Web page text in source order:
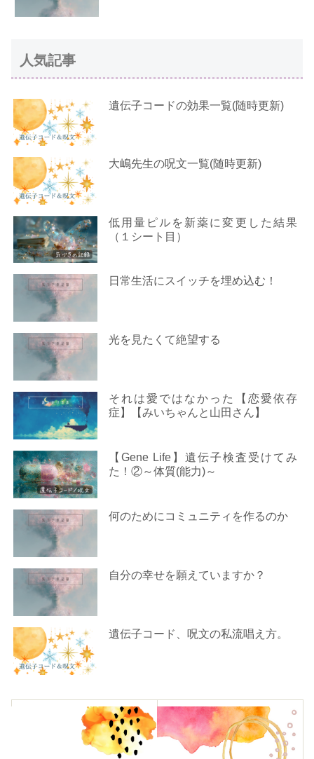
人気記事
遺伝子コードの効果一覧(随時更新)
大嶋先生の呪文一覧(随時更新)
低用量ピルを新薬に変更した結果
（１シート目）
日常生活にスイッチを埋め込む！
光を見たくて絶望する
それは愛ではなかった【恋愛依存
症】【みいちゃんと山田さん】
【Gene Life】遺伝子検査受けてみ
た！②～体質(能力)～
何のためにコミュニティを作るのか
自分の幸せを願えていますか？
遺伝子コード、呪文の私流唱え方。